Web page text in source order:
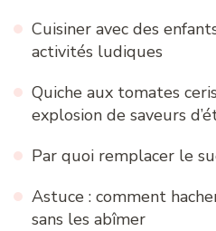
Cuisiner avec des
activités ludiques
Quiche aux tomates
explosion de saveurs
Par quoi remplacer le
Astuce : comment
sans les abîmer